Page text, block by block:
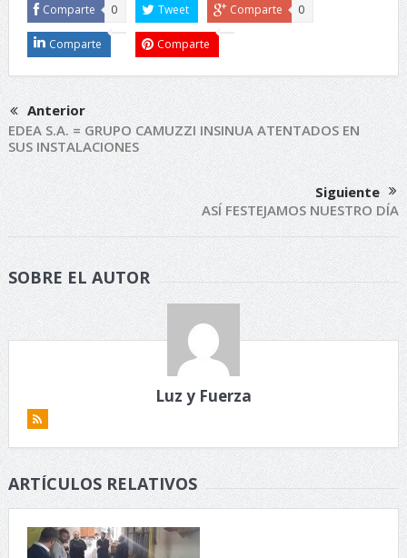
Comparte 0 Tweet Comparte 0
Comparte Comparte
Anterior
EDEA S.A. = GRUPO CAMUZZI INSINUA ATENTADOS EN
SUS INSTALACIONES
Siguiente
ASÍ FESTEJAMOS NUESTRO DÍA
SOBRE EL AUTOR
Luz y Fuerza
ARTÍCULOS RELATIVOS